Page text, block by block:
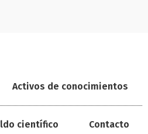
Activos de conocimientos
científico Contacto